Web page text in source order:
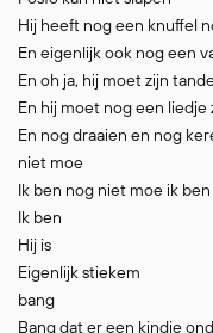
Hij heeft nog een knuffel
En eigenlijk ook nog een
En oh ja, hij moet zijn
En hij moet nog een liedje
En nog draaien en nog
niet moe
Ik ben nog niet moe ik
Ik ben
Hij is
Eigenlijk stiekem
bang
Bang dat er een kindje